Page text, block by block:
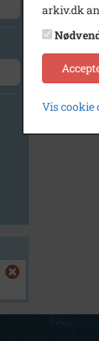
arkiv.dk
Vis cookie